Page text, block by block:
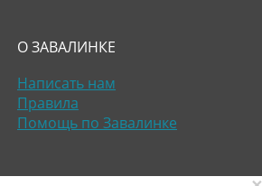
О ЗАВАЛИНКЕ
Написать нам
Правила
Помощь по Завалинке